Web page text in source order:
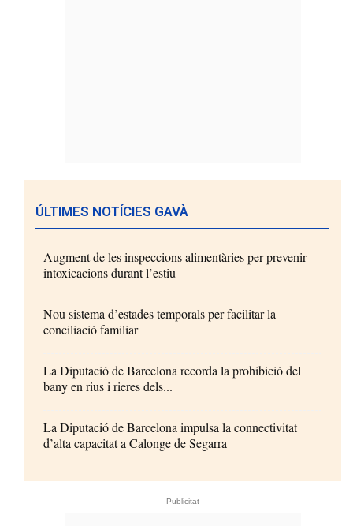
ÚLTIMES NOTÍCIES GAVÀ
Augment de les inspeccions alimentàries per prevenir
intoxicacions durant l’estiu
Nou sistema d’estades temporals per facilitar la
conciliació familiar
La Diputació de Barcelona recorda la prohibició del
bany en rius i rieres dels...
La Diputació de Barcelona impulsa la connectivitat
d’alta capacitat a Calonge de Segarra
- Publicitat -